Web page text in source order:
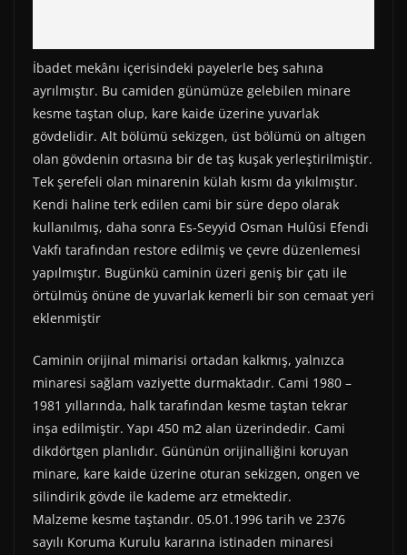
İbadet mekânı içerisindeki payelerle beş sahına
ayrılmıştır. Bu camiden günümüze gelebilen minare
kesme taştan olup, kare kaide üzerine yuvarlak
gövdelidir. Alt bölümü sekizgen, üst bölümü on altıgen
olan gövdenin ortasına bir de taş kuşak yerleştirilmiştir.
Tek şerefeli olan minarenin külah kısmı da yıkılmıştır.
Kendi haline terk edilen cami bir süre depo olarak
kullanılmış, daha sonra Es-Seyyid Osman Hulûsi Efendi
Vakfı tarafından restore edilmiş ve çevre düzenlemesi
yapılmıştır. Bugünkü caminin üzeri geniş bir çatı ile
örtülmüş önüne de yuvarlak kemerli bir son cemaat yeri
eklenmiştir
Caminin orijinal mimarisi ortadan kalkmış, yalnızca
minaresi sağlam vaziyette durmaktadır. Cami 1980 –
1981 yıllarında, halk tarafından kesme taştan tekrar
inşa edilmiştir. Yapı 450 m2 alan üzerindedir. Cami
dikdörtgen planlıdır. Gününün orijinalliğini koruyan
minare, kare kaide üzerine oturan sekizgen, ongen ve
silindirik gövde ile kademe arz etmektedir.
Malzeme kesme taştandır. 05.01.1996 tarih ve 2376
sayılı Koruma Kurulu kararına istinaden minaresi